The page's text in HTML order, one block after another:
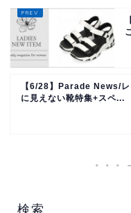
【6/28】Parade News/
に見えない靴特集+スペ...
検索